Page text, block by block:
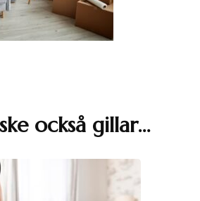
också gillar…